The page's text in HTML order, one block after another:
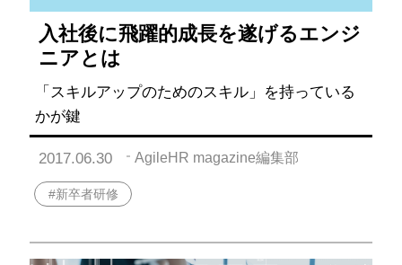
入社後に飛躍的成長を遂げるエンジ
ニアとは
「スキルアップのためのスキル」を持っている
かが鍵
2017.06.30 AgileHR magazine編集部
#新卒者研修